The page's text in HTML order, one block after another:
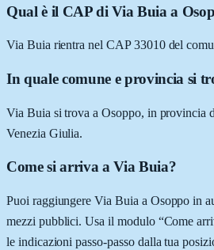
Qual è il CAP di Via Buia a
Via Buia rientra nel CAP 33010 del
In quale comune e provincia si
Via Buia si trova a Osoppo, in
Venezia Giulia.
Come si arriva a Via Buia?
Puoi raggiungere Via Buia a Osoppo in
mezzi pubblici. Usa il modulo “Come
le indicazioni passo-passo dalla tua